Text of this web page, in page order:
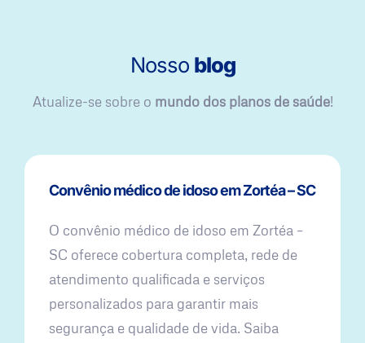
Nosso blog
Atualize-se sobre o mundo dos planos de saúde!
Convênio médico de idoso em Zortéa – SC
O convênio médico de idoso em Zortéa –
SC oferece cobertura completa, rede de
atendimento qualificada e serviços
personalizados para garantir mais
segurança e qualidade de vida. Saiba